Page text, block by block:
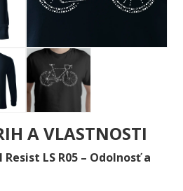
Je to hravé, nápadité a zároveň
lúče, predstavec, brzdová páka –
ako po generálnej oprave. Motív
nie je názov kapely, ale
ktorí svoj stroj poznajú lepšie ako
ktorých baví každý detail a každá
jazdcom, čo milujú bicykle
A VLASTNOSTI
LS R05 – Odolnosť a